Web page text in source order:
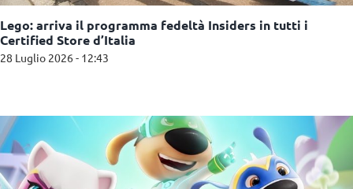
Lego: arriva il programma fedeltà Insiders in tutti i
Certified Store d’Italia
28 Luglio 2026 - 12:43